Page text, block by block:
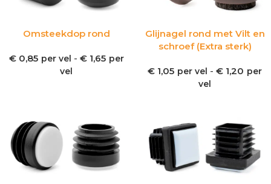
Omsteekdop rond
€0,85 per vel - €1,65 per
vel
Glijnagel rond met Vilt en
schroef (Extra sterk)
€ 1,05 per vel - € 1,20 per
vel